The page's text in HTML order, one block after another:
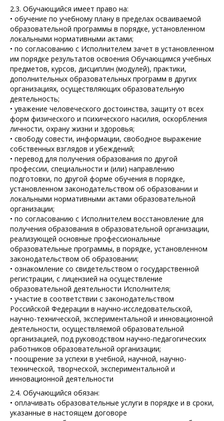
2.3. Обучающийся имеет право на:
• обучение по учебному плану в пределах осваиваемой
образовательной программы в порядке, установленном
локальными нормативными актами;
• по согласованию с Исполнителем зачет в установленном
им порядке результатов освоения Обучающимся учебных
предметов, курсов, дисциплин (модулей), практики,
дополнительных образовательных программ в других
организациях, осуществляющих образовательную
деятельность;
• уважение человеческого достоинства, защиту от всех
форм физического и психического насилия, оскорбления
личности, охрану жизни и здоровья;
• свободу совести, информации, свободное выражение
собственных взглядов и убеждений;
• перевод для получения образования по другой
профессии, специальности и (или) направлению
подготовки, по другой форме обучения в порядке,
установленном законодательством об образовании и
локальными нормативными актами образовательной
организации;
• по согласованию с Исполнителем восстановление для
получения образования в образовательной организации,
реализующей основные профессиональные
образовательные программы, в порядке, установленном
законодательством об образовании;
• ознакомление со свидетельством о государственной
регистрации, с лицензией на осуществление
образовательной деятельности Исполнителя;
• участие в соответствии с законодательством
Российской Федерации в научно-исследовательской,
научно-технической, экспериментальной и инновационной
деятельности, осуществляемой образовательной
организацией, под руководством научно-педагогических
работников образовательной организации;
• поощрение за успехи в учебной, научной, научно-
технической, творческой, экспериментальной и
инновационной деятельности
2.4. Обучающийся обязан:
• оплачивать образовательные услуги в порядке и в сроки,
указанные в настоящем договоре